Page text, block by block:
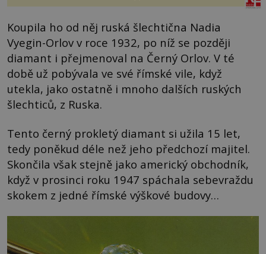
Koupila ho od něj ruská šlechtična Nadia
Vyegin-Orlov v roce 1932, po níž se později
diamant i přejmenoval na Černý Orlov. V té
době už pobývala ve své římské vile, když
utekla, jako ostatně i mnoho dalších ruských
šlechticů, z Ruska.
Tento černý prokletý diamant si užila 15 let,
tedy poněkud déle než jeho předchozí majitel.
Skončila však stejně jako americký obchodník,
když v prosinci roku 1947 spáchala sebevraždu
skokem z jedné římské výškové budovy…